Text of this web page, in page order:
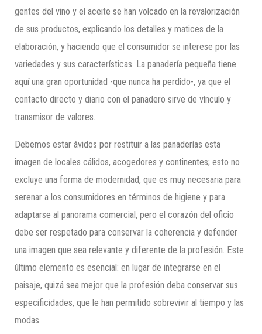
gentes del vino y el aceite se han volcado en la revalorización
de sus productos, explicando los detalles y matices de la
elaboración, y haciendo que el consumidor se interese por las
variedades y sus características. La panadería pequeña tiene
aquí una gran oportunidad -que nunca ha perdido-, ya que el
contacto directo y diario con el panadero sirve de vínculo y
transmisor de valores.
Debemos estar ávidos por restituir a las panaderías esta
imagen de locales cálidos, acogedores y continentes; esto no
excluye una forma de modernidad, que es muy necesaria para
serenar a los consumidores en términos de higiene y para
adaptarse al panorama comercial, pero el corazón del oficio
debe ser respetado para conservar la coherencia y defender
una imagen que sea relevante y diferente de la profesión. Este
último elemento es esencial: en lugar de integrarse en el
paisaje, quizá sea mejor que la profesión deba conservar sus
especificidades, que le han permitido sobrevivir al tiempo y las
modas.